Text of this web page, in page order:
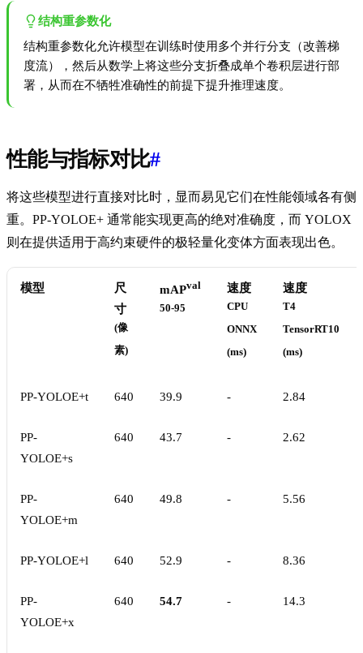
结构重参数化
结构重参数化允许模型在训练时使用多个并行分支（改善梯
度流），然后从数学上将这些分支折叠成单个卷积层进行部
署，从而在不牺牲准确性的前提下提升推理速度。
性能与指标对比#
将这些模型进行直接对比时，显而易见它们在性能领域各有侧
重。PP-YOLOE+ 通常能实现更高的绝对准确度，而 YOLOX
则在提供适用于高约束硬件的极轻量化变体方面表现出色。
模型
尺
寸
(像
素)
mAPval
50-95
速度
CPU
ONNX
(ms)
速度
T4
TensorRT10
(ms)
PP-YOLOE+t 640 39.9 - 2.84
PP-
YOLOE+s
640 43.7 - 2.62
PP-
YOLOE+m
640 49.8 - 5.56
PP-YOLOE+l 640 52.9 - 8.36
PP-
YOLOE+x
640 54.7 - 14.3